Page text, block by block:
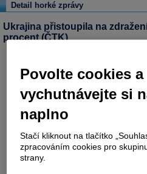
Detail horké zprávy
Ukrajina přistoupila na
procent (ČTK)
Povolte cookies a
vychutnávejte si
naplno
Stačí kliknout na tlačítko
zpracováním cookies pro
strany.